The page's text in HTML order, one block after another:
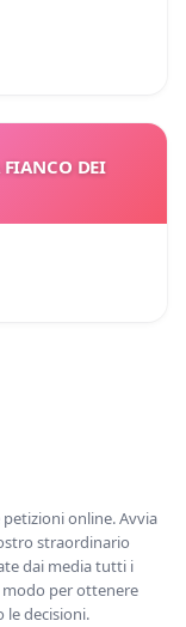
DEI
online. Avvia
straordinario
dai media tutti i
per ottenere
le decisioni.